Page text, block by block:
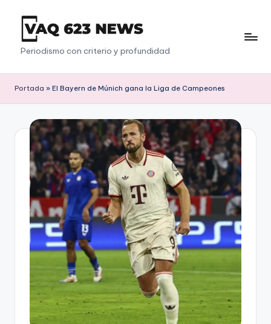
Saltar
contenido
V
a
q
2
3
Periodismo con criterio y profundidad
Portada » El Bayern de Múnich gana la Liga de Campeones